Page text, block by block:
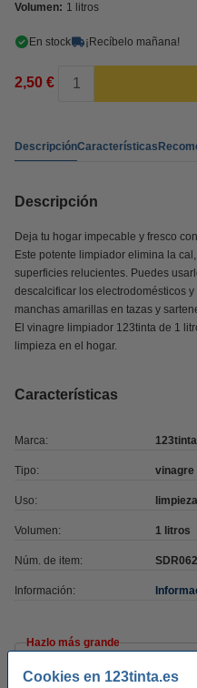
Cookies en 123tinta.es
Volumen: 1 litros
En stock ¡Recíbelo mañana!
2,50 €
DescripciónCaracterísticas
Descripción
Deja tu hogar impecable y fresco
Este potente limpiador elimina la
superficies relucientes. Puedes
descalcificar los electrodomésticos
manchas amarillas en tazas y
El vinagre limpiador 123tinta de 1
limpieza en el hogar.
Características
Marca: 123tinta
Tipo: vinagre
Uso:
Volumen: 1 litros
Núm. de item:
Información:
Hazlo más grande
123tinta Vinagre de